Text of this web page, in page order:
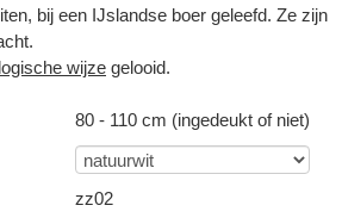
bij een IJslandse boer geleefd. Ze zijn
wijze gelooid.
80 - 110 cm (ingedeukt of niet)
zz02